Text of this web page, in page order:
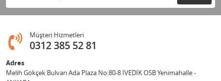
Müşteri Hizmetleri
0312 385 52 81
Adres
Melih Gökçek Bulvarı Ada Plaza No:80-8 İVEDİK OSB Yenimahalle -